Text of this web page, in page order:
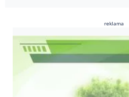
reklama